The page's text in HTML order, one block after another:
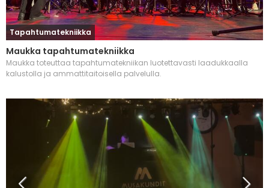
Tapahtumatekniikka
Maukka tapahtumatekniikka
Maukka toteuttaa tapahtumatekniikan luotettavasti laadukkaalla
kalustolla ja ammattitaitoisella palvelulla.